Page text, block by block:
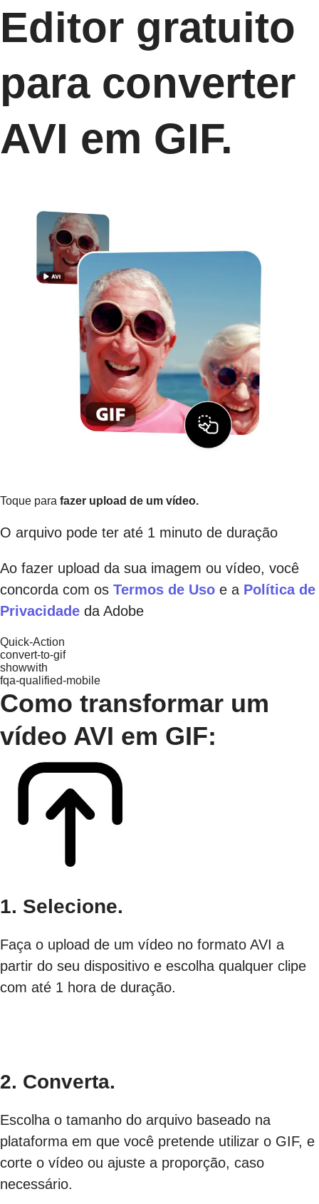
Editor gratuito
para converter
AVI em GIF.
Toque para fazer upload de um vídeo.
O arquivo pode ter até 1 minuto de duração
Ao fazer upload da sua imagem ou vídeo, você
concorda com os Termos de Uso e a Política de
Privacidade da Adobe
Quick-Action
convert-to-gif
showwith
fqa-qualified-mobile
Como transformar um
vídeo AVI em GIF:
1. Selecione.
Faça o upload de um vídeo no formato AVI a
partir do seu dispositivo e escolha qualquer clipe
com até 1 hora de duração.
2. Converta.
Escolha o tamanho do arquivo baseado na
plataforma em que você pretende utilizar o GIF, e
corte o vídeo ou ajuste a proporção, caso
necessário.